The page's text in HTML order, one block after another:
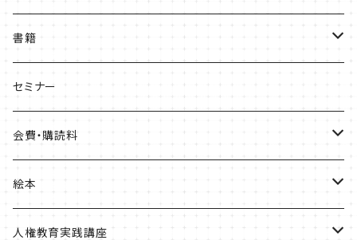
書籍
ひょうご部落解放
人権歴史マップ
淡路・神戸増補版
播磨版
はじめてみよう！これからの部落問題学習
人権政策マップ報告書
セミナー
会費・購読料
正会員会費
特別会員会費
絵本
ともだちのにおい
人権教育実践講座